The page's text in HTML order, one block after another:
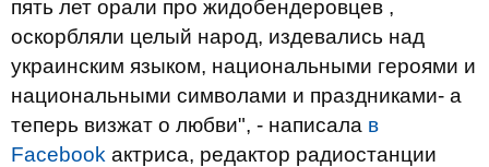
пять лет орали про жидобендеровцев ,
оскорбляли целый народ, издевались над
украинским языком, национальными героями и
национальными символами и праздниками- а
теперь визжат о любви", - написала в
Facebook актриса, редактор радиостанции